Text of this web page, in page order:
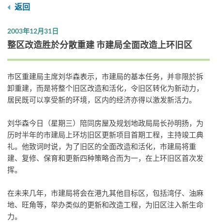
返回
2003年12月31日
整区改造胜於分散重建 市建局全面改造上环旧区
市区重建局主席刘华森表示，市建局的基本任务，并非限於拆
卸重建，而是将整个旧区改造和活化，令旧区转化为新动力，
居民既可以享受新的环境，区内的经济亦得以激发新活力。
刘华森今日（星期三）陪同房屋及规划地政局局长孙明扬，为
历时半年的市建局上环坊旧区更新项目首期工程，主持竣工典
礼。他致词时说，为了旧区的全面改造和活化，市建局将重
建、复修、保育和更新四种策略合而为一，在上环旧区首次发
挥。
在未来几年，市建局将会在港九其他目标区，包括湾仔、油麻
地、旺角等，举办类似的更新和改造工程，为旧区注入新生命
力。